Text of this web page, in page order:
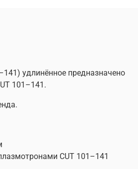
удлинённое предназначено
101–141.
CUT 101–141